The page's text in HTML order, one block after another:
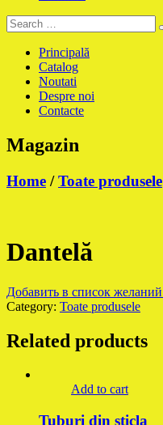
Principală
Catalog
Noutati
Despre noi
Contacte
Magazin
Home /Toate produsele
Dantelă
Добавить в список желаний
Category: Toate produsele
Related products
Add to cart
Tuburi din sticla